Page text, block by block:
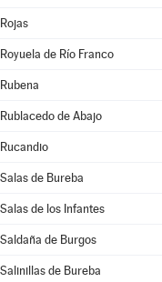
Rojas
Royuela de Río Franco
Rubena
Rublacedo de Abajo
Rucandio
Salas de Bureba
Salas de los Infantes
Saldaña de Burgos
Salinillas de Bureba